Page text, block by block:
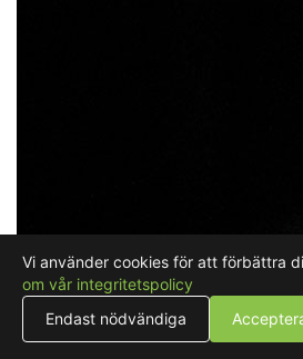
Vi använder cookies för att förbättra
om vår integritetspolicy
Endast nödvändiga